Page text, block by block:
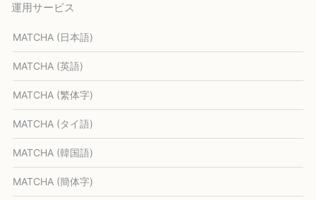
運用サービス
MATCHA (日本語)
MATCHA (英語)
MATCHA (繁体字)
MATCHA (タイ語)
MATCHA (韓国語)
MATCHA (簡体字)